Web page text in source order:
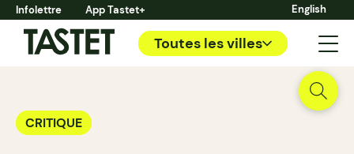
Infolettre App Tastet+ English
Toutes les villes
CRITIQUE